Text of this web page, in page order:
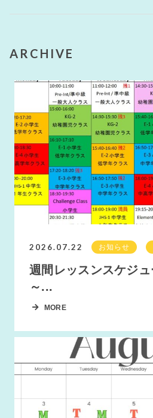
ARCHIVE
2026.07.22 お知らせ
週間レッスンスケジ
～...
MORE